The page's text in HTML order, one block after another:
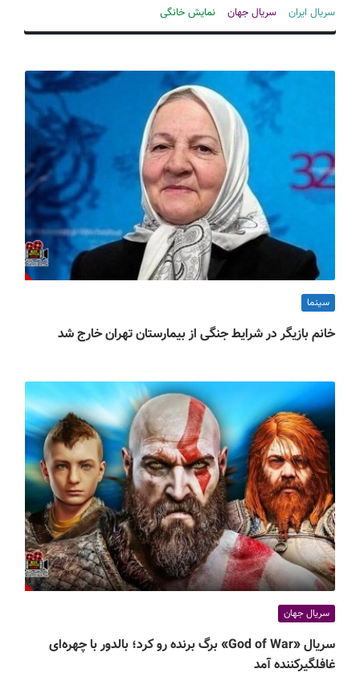
ف
ی
ی
سریال ایران سریال جهان نمایش خانگی
سینما
خانم بازیگر در شرایط جنگی از بیمارستان تهران خارج شد
سریال جهان
سریال «God of War» برگ برنده رو کرد؛ بالدور با چهره‌ای
غافلگیرکننده آمد